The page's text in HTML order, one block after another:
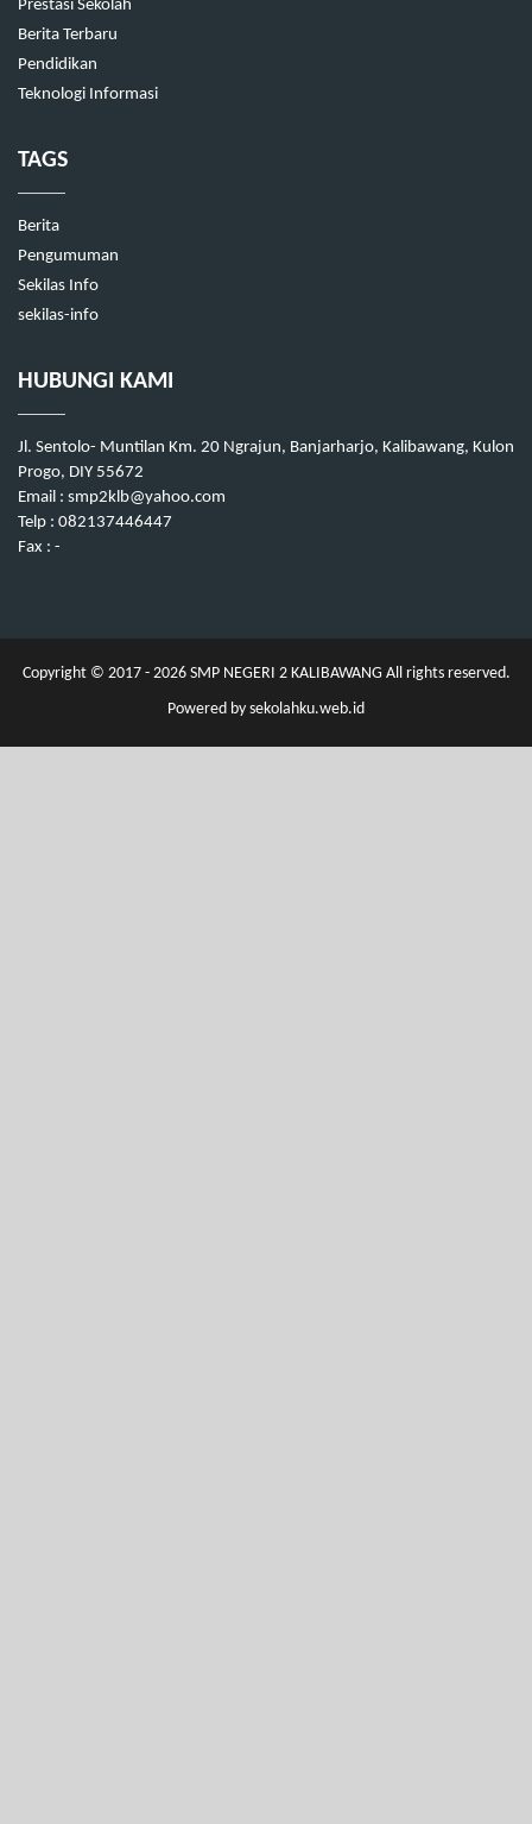
Prestasi Sekolah
Berita Terbaru
Pendidikan
Teknologi Informasi
TAGS
Berita
Pengumuman
Sekilas Info
sekilas-info
HUBUNGI KAMI
Jl. Sentolo- Muntilan Km. 20 Ngrajun, Banjarharjo, Kalibawang, Kulon
Progo, DIY 55672
Email : smp2klb@yahoo.com
Telp : 082137446447
Fax : -
Copyright © 2017 - 2026SMP NEGERI 2 KALIBAWANG All rights reserved.
Powered by sekolahku.web.id